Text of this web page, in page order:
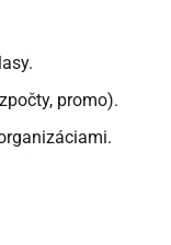
promo).